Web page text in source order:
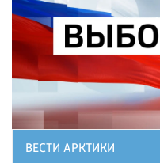
ВЕСТИ АРКТИКИ